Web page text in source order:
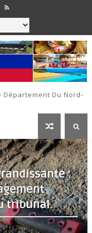
Département Du Nord-
:
tribunal.